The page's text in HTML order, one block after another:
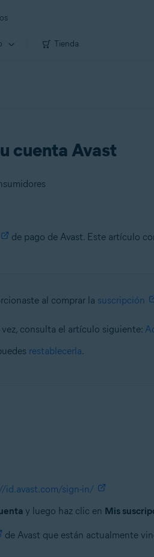
Tienda
cuenta Avast
de pago de Avast. Este artículo
al comprar la suscripción
consulta el artículo siguiente:
restablecerla.
id.avast.com/sign-in/
y luego haz clic en Mis
de Avast que están actualmente